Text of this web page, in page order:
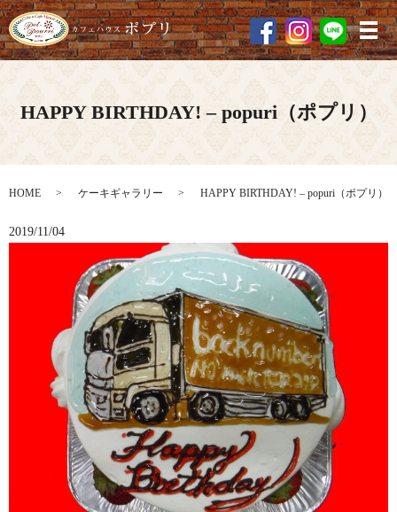
メ
HAPPY BIRTHDAY! – popuri（ポプリ）
HOME ケーキギャラリー HAPPY BIRTHDAY! – popuri（ポプリ）
2019/11/04